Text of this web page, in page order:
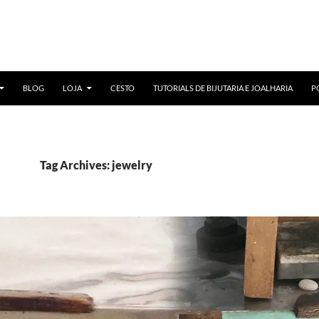
BLOG LOJA CESTO TUTORIALS DE BIJUTARIA E JOALHARIA
Tag Archives: jewelry